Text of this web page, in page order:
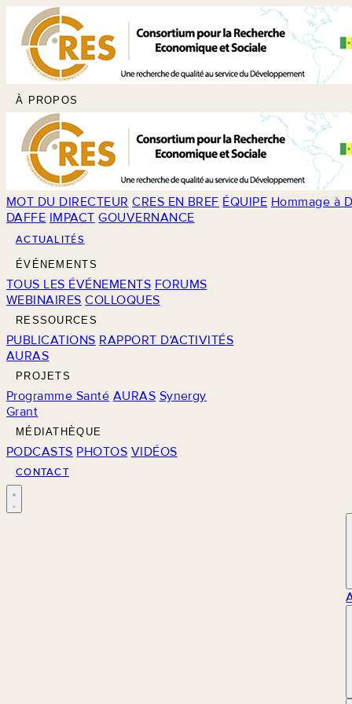
À PROPOS
MOT DU DIRECTEUR CRES EN BREF ÉQUIPE Hommage à
DAFFE IMPACT GOUVERNANCE
ACTUALITÉS
ÉVÉNEMENTS
TOUS LES ÉVÉNEMENTS FORUMS
WEBINAIRES COLLOQUES
RESSOURCES
PUBLICATIONS RAPPORT D'ACTIVITÉS
AURAS
PROJETS
Programme Santé AURAS Synergy
Grant
MÉDIATHÈQUE
PODCASTS PHOTOS VIDÉOS
CONTACT